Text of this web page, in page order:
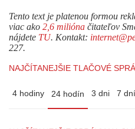
Tento text je platenou formou
viac ako 2,6 milióna čitateľov
nájdete TU. Kontakt:
227.
NAJČÍTANEJŠIE TLAČOVÉ
4 hodiny 24 hodín 3 dni 7 dní